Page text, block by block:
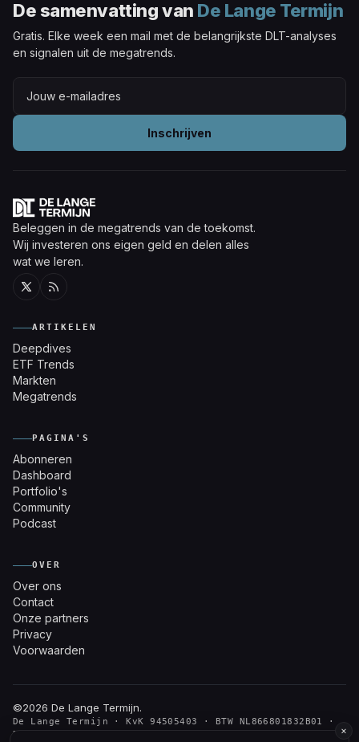
De samenvatting van De Lange Termijn
Gratis. Elke week een mail met de belangrijkste DLT-analyses
en signalen uit de megatrends.
Inschrijven
Beleggen in de megatrends van de toekomst.
Wij investeren ons eigen geld en delen alles
wat we leren.
ARTIKELEN
Deepdives
ETF Trends
Markten
Megatrends
PAGINA'S
Abonneren
Dashboard
Portfolio's
Community
Podcast
OVER
Over ons
Contact
Onze partners
Privacy
Voorwaarden
©2026 De Lange Termijn.
De Lange Termijn · KvK 94505403 · BTW NL866801832B01 ·
Den Haag
×